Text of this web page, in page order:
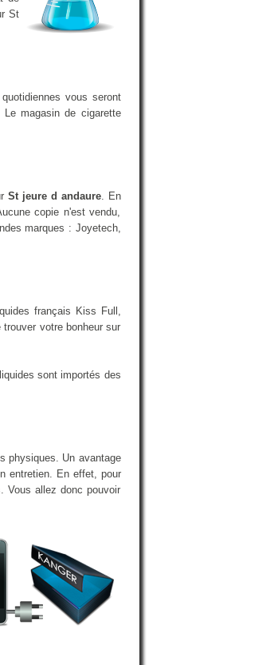
St
vous seront
magasin de cigarette
St jeure d andaure. En
copie n'est vendu,
marques : Joyetech,
français Kiss Full,
votre bonheur sur
sont importés des
physiques. Un avantage
entretien. En effet, pour
Vous allez donc pouvoir